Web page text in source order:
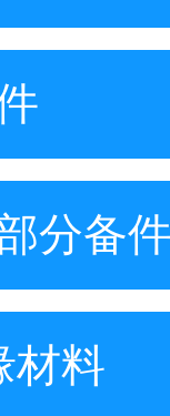
分备
材料